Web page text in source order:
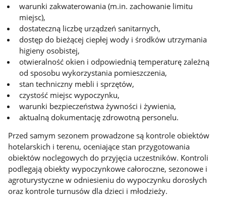
warunki zakwaterowania (m.in. zachowanie limitu
miejsc),
dostateczną liczbę urządzeń sanitarnych,
dostęp do bieżącej ciepłej wody i środków utrzymania
higieny osobistej,
otwieralność okien i odpowiednią temperaturę zależną
od sposobu wykorzystania pomieszczenia,
stan techniczny mebli i sprzętów,
czystość miejsc wypoczynku,
warunki bezpieczeństwa żywności i żywienia,
aktualną dokumentację zdrowotną personelu.
Przed samym sezonem prowadzone są kontrole obiektów
hotelarskich i terenu, oceniające stan przygotowania
obiektów noclegowych do przyjęcia uczestników. Kontroli
podlegają obiekty wypoczynkowe całoroczne, sezonowe i
agroturystyczne w odniesieniu do wypoczynku dorosłych
oraz kontrole turnusów dla dzieci i młodzieży.